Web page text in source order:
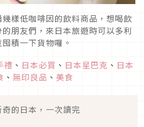
樣低咖啡因的飲料商品，想喝飲
朋友們，來日本旅遊時可以多利
積一下貨物囉。
禮 、 日本必買 、 日本星巴克 、 日本
、 無印良品 、 美食
奇的日本，一次讀完